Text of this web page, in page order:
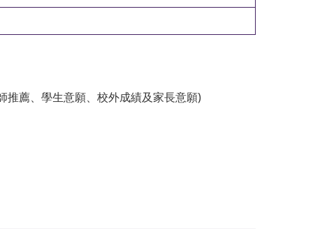
推薦、學生意願、校外成績及家長意願)